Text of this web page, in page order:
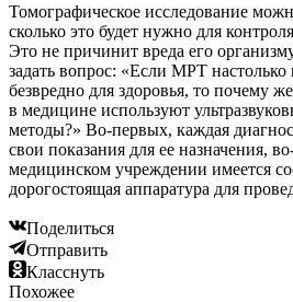
Томографическое исследование
сколько это будет нужно для
Это не причинит вреда его
задать вопрос: «Если МРТ
безвредно для здоровья, то почему
в медицине используют
методы?» Во-первых, каждая
свои показания для ее назначения,
медицинском учреждении имеется
дорогостоящая аппаратура для
Поделиться
Отправить
Класснуть
Похожее